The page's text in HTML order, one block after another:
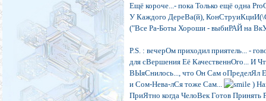
Ещё короче...- пока Только ещё одна
У Каждого ДереВа(й),
("Все Ра-Боты Хороши - выбиРАЙ на
P.S. : вечерОм приходил приятель... -
для сВершения Её КачественнОго... И
ВЫяСнилось..., что Он Сам оПределЯл
и Сом-Нева-лСя тоже Сам...
)
ПриЯтно когда ЧелоВек Готов Принять